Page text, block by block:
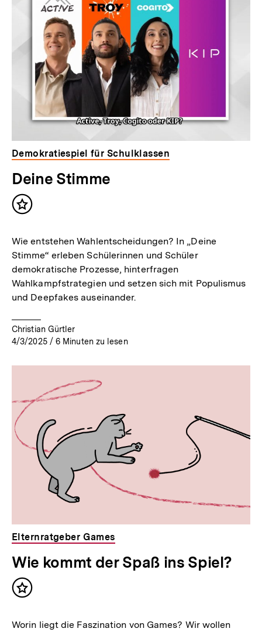
Demokratiespiel für Schulklassen
Deine Stimme
Inhalt
Wie entstehen Wahlentscheidungen? In „Deine
Stimme“ erleben Schülerinnen und Schüler
demokratische Prozesse, hinterfragen
Wahlkampfstrategien und setzen sich mit Populismus
und Deepfakes auseinander.
Christian Gürtler
4/3/2025 / 6 Minuten zu lesen
Elternratgeber Games
Wie kommt der Spaß ins Spiel?
Inhalt
Worin liegt die Faszination von Games? Wir wollen